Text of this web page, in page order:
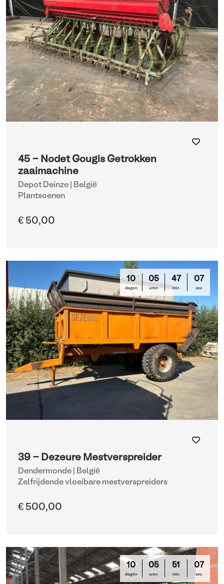
45 - Nodet Gougis Getrokken
zaaimachine
Depot Deinze | België
Plantsoenen
€ 50,00
10
dagen
05
uren
47
min
06
sec
39 - Dezeure Mestverspreider
Dendermonde | België
Zelfrijdende vloeibare mestverspreiders
€ 500,00
10
dagen
05
uren
51
min
06
sec